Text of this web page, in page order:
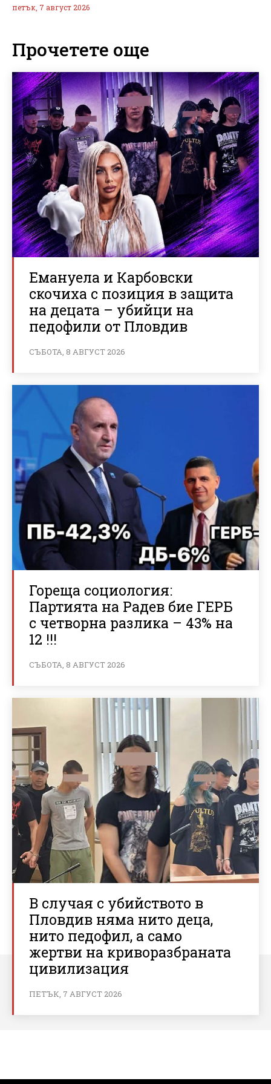
петък, 7 август 2026
Прочетете още
Емануела и Карбовски
скочиха с позиция в защита
на децата – убийци на
педофили от Пловдив
СЪБОТА, 8 АВГУСТ 2026
Гореща социология:
Партията на Радев бие ГЕРБ
с четворна разлика – 43% на
12 !!!
СЪБОТА, 8 АВГУСТ 2026
В случая с убийството в
Пловдив няма нито деца,
нито педофил, а само
жертви на криворазбраната
цивилизация
ПЕТЪК, 7 АВГУСТ 2026